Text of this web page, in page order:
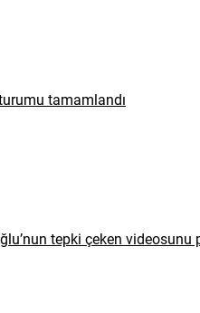
tamamlandı
tepki çeken videosunu